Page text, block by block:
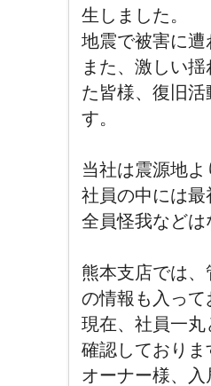
生しました。
地震で被害に
また、激しい
た皆様、復旧
す。
当社は震源地
社員の中には
全員怪我など
熊本支店では
の情報も入って
現在、社員一
確認しておりま
オーナー様、